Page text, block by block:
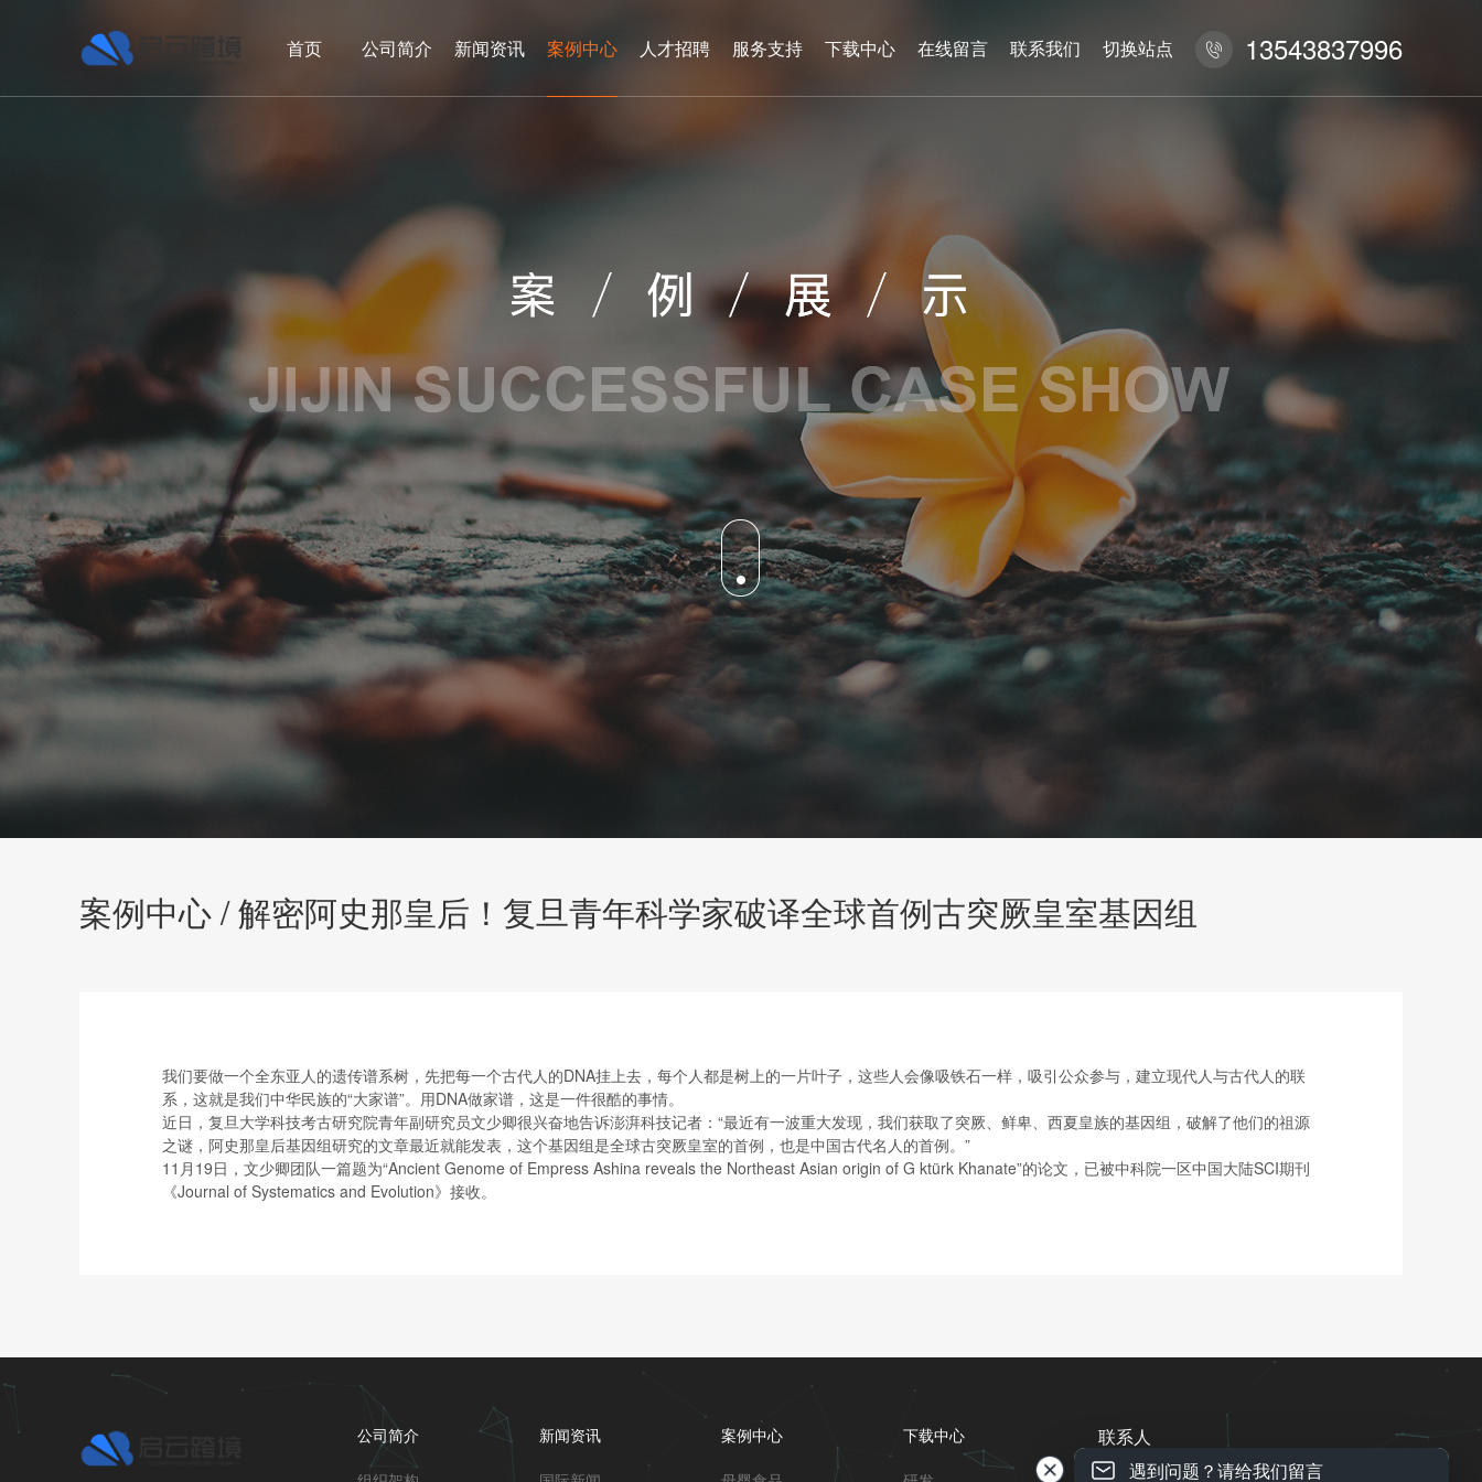
首页 公司简介 新闻资讯 案例中心 人才招聘 服务支持 下载中心 在线留言 联系我们 切换站点  13543837996
案例中心 / 解密阿史那皇后！复旦青年科学家破译全球首例古突厥皇室基因组
我们要做一个全东亚人的遗传谱系树，先把每一个古代人的DNA挂上去，每个人都是树上的一片叶子，这些人会像吸铁石一样，吸引公众参与，建立现代人与古代人的联
系，这就是我们中华民族的“大家谱”。用DNA做家谱，这是一件很酷的事情。
近日，复旦大学科技考古研究院青年副研究员文少卿很兴奋地告诉澎湃科技记者：“最近有一波重大发现，我们获取了突厥、鲜卑、西夏皇族的基因组，破解了他们的祖源
之谜，阿史那皇后基因组研究的文章最近就能发表，这个基因组是全球古突厥皇室的首例，也是中国古代名人的首例。”
11月19日，文少卿团队一篇题为“Ancient Genome of Empress Ashina reveals the Northeast Asian origin of G ktürk Khanate”的论文，已被中科院一区中国大陆SCI期刊
《Journal of Systematics and Evolution》接收。
公司简介 新闻资讯 案例中心 下载中心 联系人
遇到问题？请给我们留言